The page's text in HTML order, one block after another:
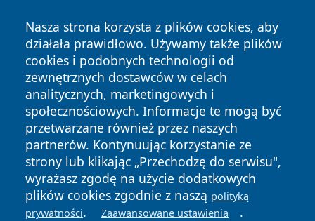
Nasza strona korzysta z plików cookies, aby
działała prawidłowo. Używamy także plików
cookies i podobnych technologii od
zewnętrznych dostawców w celach
analitycznych, marketingowych i
społecznościowych. Informacje te mogą być
przetwarzane również przez naszych
partnerów. Kontynuując korzystanie ze
strony lub klikając „Przechodzę do serwisu",
wyrażasz zgodę na użycie dodatkowych
plików cookies zgodnie z naszą polityką
prywatności. Zaawansowane ustawienia .
otososnowiec.pl – Twoje miejskie oko i ucho!
Copyright © 2026 otososnowiec.pl Wszystkie prawa
zastrzeżone.
News Autorzy
Polityka
Prywatności
Polityka
Cookies